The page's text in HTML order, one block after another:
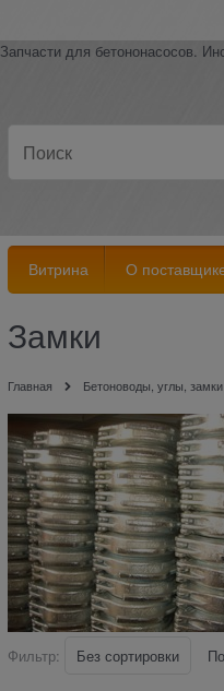
Запчасти для бетононасосов.
Витрина О
Замки
Главная Бетоноводы, углы, замки
Фильтр: Без сортировки